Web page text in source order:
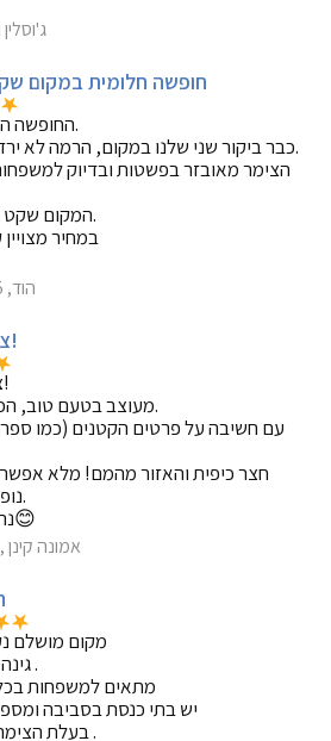
ג'וסלין
חופשה חלומית במקום
החופשה היתה נהדרת.
כבר ביקור שני שלנו במקום, הרמה לא ירדה במאומה.
הצימר מאובזר בפשטות ובדיוק
המקום שקט נקי ומטופח.
במחיר מצויין
הוד, 28/8/2025
צימר מהמם!
צימר מקסים!
מעוצב בטעם טוב, הכל נקי ומזמין.
עם חשיבה על פרטים הקטנים (כמו
חצר כיפית והאזור מהמם! מלא
נופים מקסימים.
נהננו מכל רגע😊
אמונה קינן , 28/8/2025
מקום מושלם
גינה יפה ונקיה .
מתאים למשפחות
יש בתי כנסת בסביבה
בעלת הצימר מקסימה .